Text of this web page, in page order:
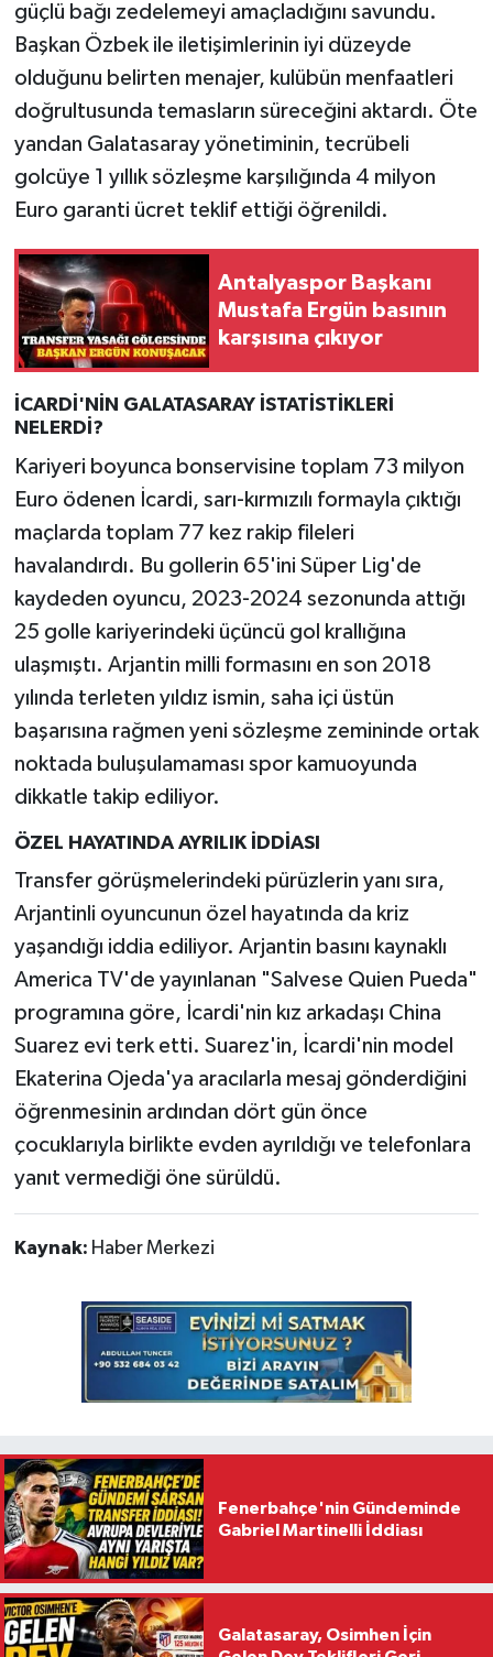
güçlü bağı zedelemeyi amaçladığını savundu.
Başkan Özbek ile iletişimlerinin iyi düzeyde
olduğunu belirten menajer, kulübün menfaatleri
doğrultusunda temasların süreceğini aktardı. Öte
yandan Galatasaray yönetiminin, tecrübeli
golcüye 1 yıllık sözleşme karşılığında 4 milyon
Euro garanti ücret teklif ettiği öğrenildi.
Antalyaspor Başkanı
Mustafa Ergün basının
karşısına çıkıyor
İCARDİ'NİN GALATASARAY İSTATİSTİKLERİ
NELERDİ?
Kariyeri boyunca bonservisine toplam 73 milyon
Euro ödenen İcardi, sarı-kırmızılı formayla çıktığı
maçlarda toplam 77 kez rakip fileleri
havalandırdı. Bu gollerin 65'ini Süper Lig'de
kaydeden oyuncu, 2023-2024 sezonunda attığı
25 golle kariyerindeki üçüncü gol krallığına
ulaşmıştı. Arjantin milli formasını en son 2018
yılında terleten yıldız ismin, saha içi üstün
başarısına rağmen yeni sözleşme zemininde ortak
noktada buluşulamaması spor kamuoyunda
dikkatle takip ediliyor.
ÖZEL HAYATINDA AYRILIK İDDİASI
Transfer görüşmelerindeki pürüzlerin yanı sıra,
Arjantinli oyuncunun özel hayatında da kriz
yaşandığı iddia ediliyor. Arjantin basını kaynaklı
America TV'de yayınlanan "Salvese Quien Pueda"
programına göre, İcardi'nin kız arkadaşı China
Suarez evi terk etti. Suarez'in, İcardi'nin model
Ekaterina Ojeda'ya aracılarla mesaj gönderdiğini
öğrenmesinin ardından dört gün önce
çocuklarıyla birlikte evden ayrıldığı ve telefonlara
yanıt vermediği öne sürüldü.
Kaynak: Haber Merkezi
Fenerbahçe'nin Gündeminde
Gabriel Martinelli İddiası
Galatasaray, Osimhen İçin